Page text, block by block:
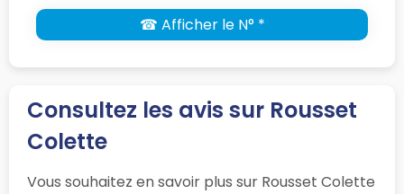
☎ Afficher le N° *
Consultez les avis sur Rousset
Colette
Vous souhaitez en savoir plus sur Rousset Colette